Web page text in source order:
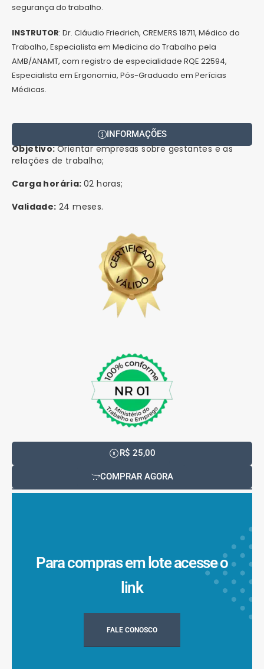
segurança do trabalho.
INSTRUTOR: Dr. Cláudio Friedrich, CREMERS 18711, Médico do
Trabalho, Especialista em Medicina do Trabalho pela
AMB/ANAMT, com registro de especialidade RQE 22594,
Especialista em Ergonomia, Pós-Graduado em Perícias
Médicas.
INFORMAÇÕES
Objetivo:Orientar empresas sobre gestantes e as
relações de trabalho;
Carga horária: 02 horas;
Validade: 24 meses.
R$ 25,00
COMPRAR AGORA
Para compras em lote acesse o
link
FALE CONOSCO